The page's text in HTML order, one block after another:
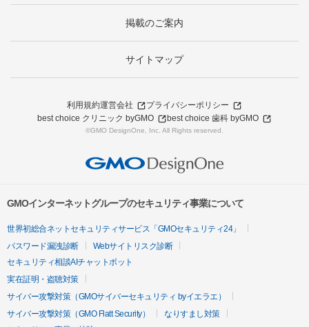
掲載のご案内
サイトマップ
利用規約運営会社
プライバシーポリシー
best choice クリニック byGMO
best choice 歯科 byGMO
©GMO DesignOne, Inc. All Rights reserved.
GMOインターネットグループのセキュリティ事業について
世界初総合ネットセキュリティサービス「GMOセキュリティ24」
パスワード漏洩診断
Webサイトリスク診断
セキュリティ相談AIチャットボット
実在証明・盗聴対策
サイバー攻撃対策（GMOサイバーセキュリティ byイエラエ）
サイバー攻撃対策（GMO Flatt Security）
なりすまし対策